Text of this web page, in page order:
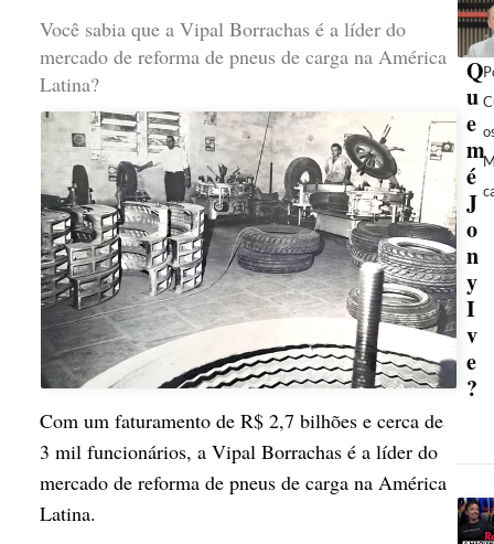
Você sabia que a Vipal Borrachas é a líder do
mercado de reforma de pneus de carga na América
Latina?
Com um faturamento de R$ 2,7 bilhões e cerca de
3 mil funcionários, a Vipal Borrachas é a líder do
mercado de reforma de pneus de carga na América
Latina.
Q
u
e
m
é
J
o
n
y
I
v
e
?